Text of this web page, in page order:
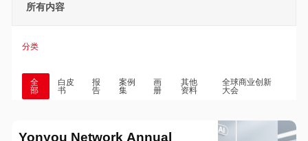
所有内容
分类
全
部
白皮
书
报
告
案例
集
画
册
其他
资料
全球商业创新
大会
Yonyou Network Annual